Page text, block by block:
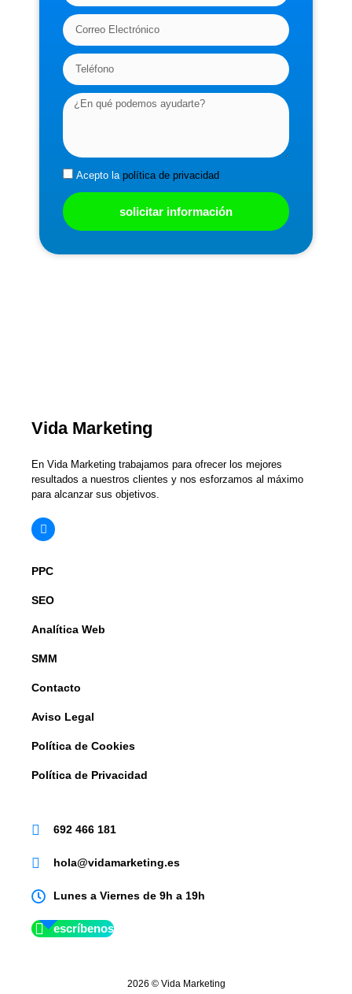
Acepto la política de privacidad
solicitar información
Vida Marketing
En Vida Marketing trabajamos para ofrecer los mejores
resultados a nuestros clientes y nos esforzamos al máximo
para alcanzar sus objetivos.
PPC
SEO
Analítica Web
SMM
Contacto
Aviso Legal
Política de Cookies
Política de Privacidad
692 466 181
hola@vidamarketing.es
Lunes a Viernes de 9h a 19h
escríbenos
2026 © Vida Marketing